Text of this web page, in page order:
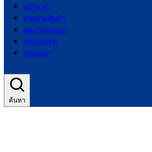
หน้าแรก
รายการสินค้า
ผลงานของเรา
เกี่ยวกับเรา
ติดต่อเรา
ค้นหา